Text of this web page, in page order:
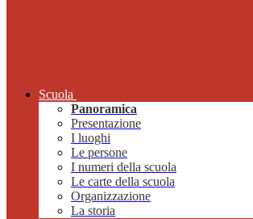
Scuola
Panoramica
Presentazione
I luoghi
Le persone
I numeri della scuola
Le carte della scuola
Organizzazione
La storia